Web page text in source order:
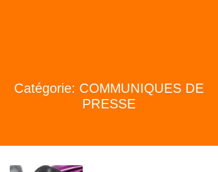
Catégorie: COMMUNIQUES DE
PRESSE